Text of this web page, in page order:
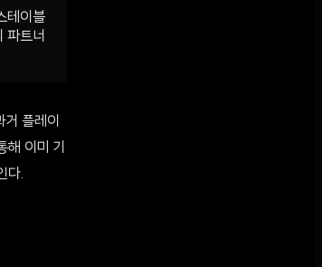
테이블
파트너
플레이
이미 기
다.